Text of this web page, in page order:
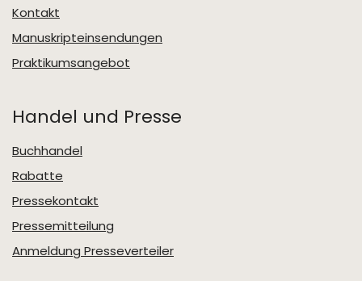
Kontakt
Manuskripteinsendungen
Praktikumsangebot
Handel und Presse
Buchhandel
Rabatte
Pressekontakt
Pressemitteilung
Anmeldung Presseverteiler